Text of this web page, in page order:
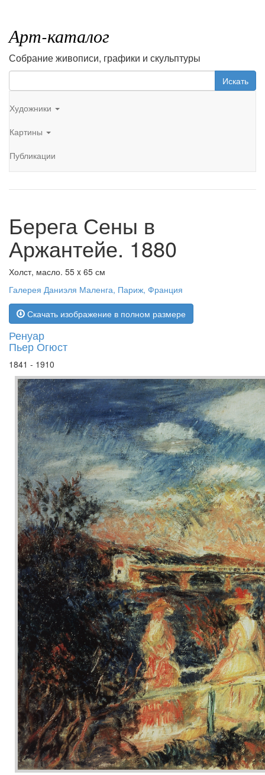
Арт-каталог
Собрание живописи, графики и скульптуры
Искать
Художники
Картины
Публикации
Берега Сены в
Аржантейе. 1880
Холст, масло. 55 x 65 см
Галерея Даниэля Маленга, Париж, Франция
Скачать изображение в полном размере
Ренуар
Пьер Огюст
1841 - 1910